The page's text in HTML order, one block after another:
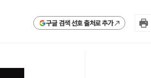
구글 검색 선호 출처로 추가